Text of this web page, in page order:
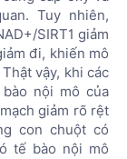
Tuy nhiên,
SIRT1 giảm
đi, khiến mô
vậy, khi các
nội mô của
giảm rõ rệt
con chuột có
tế bào nội mô